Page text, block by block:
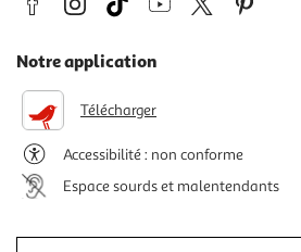
Notre application
Télécharger
Accessibilité : non conforme
Espace sourds et malentendants